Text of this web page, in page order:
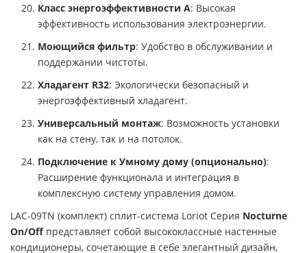
Класс энергоэффективности А: Высокая
эффективность использования электроэнергии.
Моющийся фильтр: Удобство в обслуживании и
поддержании чистоты.
Хладагент R32: Экологически безопасный и
энергоэффективный хладагент.
Универсальный монтаж: Возможность установки
как на стену, так и на потолок.
Подключение к Умному дому (опционально):
Расширение функционала и интеграция в
комплексную систему управления домом.
LAC-09TN (комплект) сплит-система Loriot Серия Nocturne
On/Offпредставляет собой высококлассные настенные
кондиционеры, сочетающие в себе элегантный дизайн,